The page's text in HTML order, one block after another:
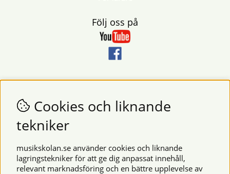
Följ oss på
Nyhetsbrev
Vill du få nyheter och erbjudanden från oss? Fyll då i din e-
postadress i fältet nedan.
Cookies och liknande
tekniker
musikskolan.se använder cookies och liknande
lagringstekniker för att ge dig anpassat innehåll,
relevant marknadsföring och en bättre upplevelse av